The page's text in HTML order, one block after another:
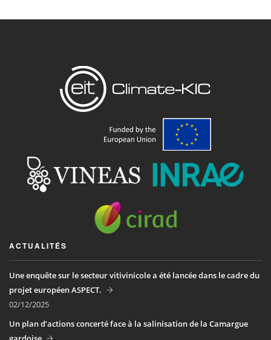
ACTUALITÉS
Une enquête sur le secteur vitivinicole a été lancée dans le cadre du
projet européen ASPECT.
02/12/2025
Un plan d’actions concerté face à la salinisation de la Camargue